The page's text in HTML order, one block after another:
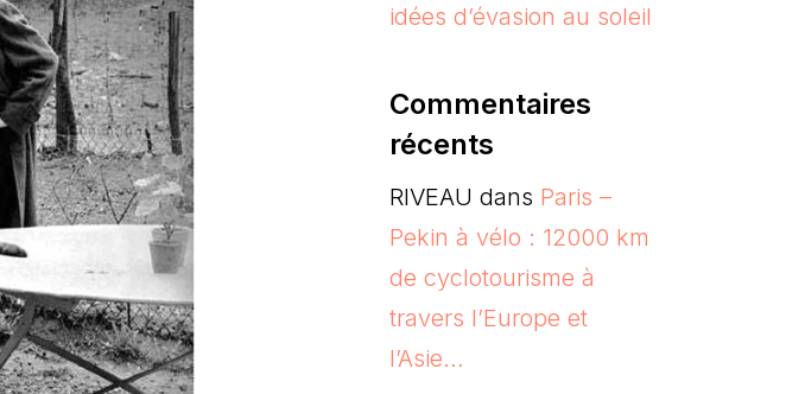
idées d’évasion au soleil
Commentaires
récents
RIVEAU dans Paris –
Pekin à vélo : 12000 km
de cyclotourisme à
travers l’Europe et
l’Asie…